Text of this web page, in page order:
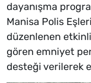
dayanışma
Manisa Polis
düzenlenen
gören emniyet
desteği verilerek